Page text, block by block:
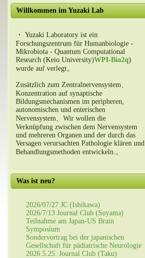
Willkommen im Yuzaki Lab
・ Yuzaki Laboratory ist ein
Forschungszentrum für Humanbiologie -
Mikrobiota - Quantum Computational
Research (Keio University)WPI-Bio2q)
wurde auf verlegt。
Zusätzlich zum Zentralnervensystem、
Konzentration auf synaptische
Bildungsmechanismen im peripheren,
autonomischen und enterischen
Nervensystem、Wir wollen die
Verknüpfung zwischen dem Nervensystem
und mehreren Organen und der durch das
Versagen verursachten Pathologie klären und
Behandlungsmethoden entwickeln.。
Was ist neu?
2026/07/27 JC (Ishikawa)
2026/7/13 Journal Club (Suyama)
Teilnahme am Japan-US Brain
Symposium
Sondervortrag bei der japanischen
Gesellschaft für pädiatrische Neurologie
2026.5.25. Journal Club (Taku)